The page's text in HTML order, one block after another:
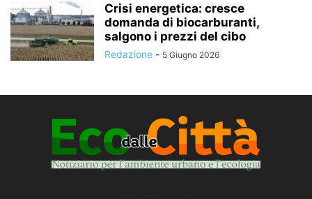
Crisi energetica: cresce
domanda di biocarburanti,
salgono i prezzi del cibo
Redazione - 5 Giugno 2026